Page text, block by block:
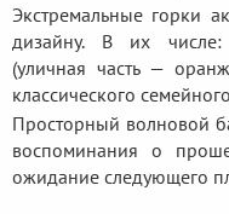
Экстремальные горки
дизайну. В их числе:
(уличная часть —
классического
Просторный волновой
воспоминания о
ожидание следующего